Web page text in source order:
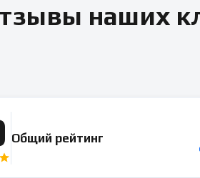
наших
Общий рейтинг